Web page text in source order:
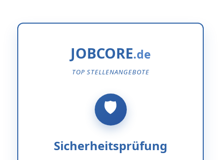
JOBCORE
TOP STELLENANGEBOTE
Sicherheitsprüfung